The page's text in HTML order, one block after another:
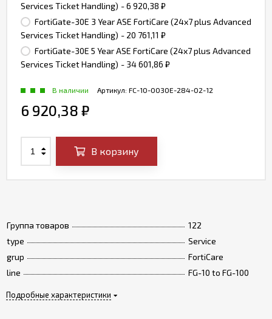
Группа товаров
122
type
Service
grup
FortiCare
line
FG-10 to FG-100
Подробные характеристики
Services Ticket Handling) - 6 920,38 ₽
FortiGate-30E 3 Year ASE FortiCare (24x7 plus Advanced
Services Ticket Handling) - 20 761,11 ₽
FortiGate-30E 5 Year ASE FortiCare (24x7 plus Advanced
Services Ticket Handling) - 34 601,86 ₽
Артикул: FC-10-0030E-284-02-12
В наличии
6 920,38 ₽
В корзину